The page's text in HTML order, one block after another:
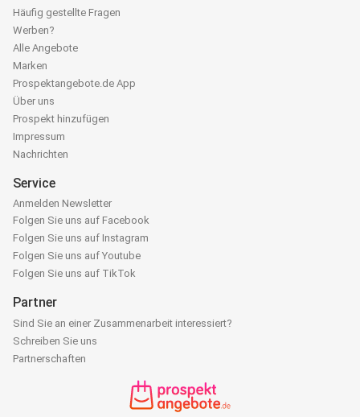
Häufig gestellte Fragen
Werben?
Alle Angebote
Marken
Prospektangebote.de App
Über uns
Prospekt hinzufügen
Impressum
Nachrichten
Service
Anmelden Newsletter
Folgen Sie uns auf Facebook
Folgen Sie uns auf Instagram
Folgen Sie uns auf Youtube
Folgen Sie uns auf TikTok
Partner
Sind Sie an einer Zusammenarbeit interessiert?
Schreiben Sie uns
Partnerschaften